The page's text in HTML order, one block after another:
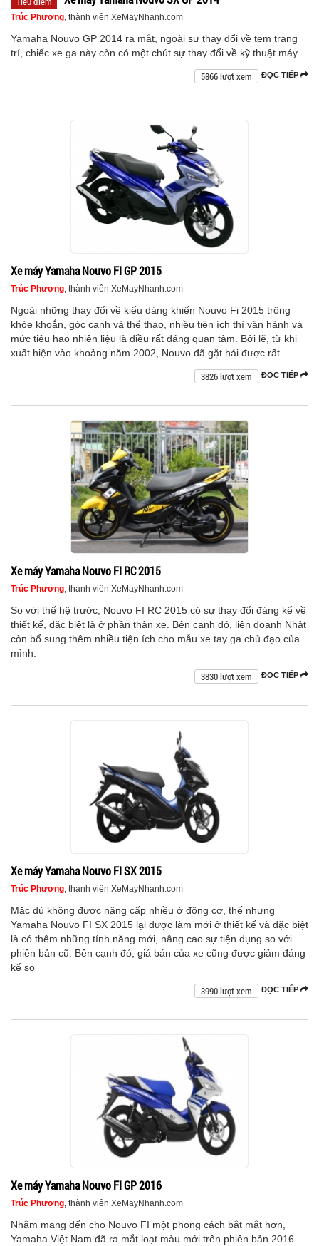
Trúc Phương, thành viên XeMayNhanh.com
Yamaha Nouvo GP 2014 ra mắt, ngoài sự thay đổi về tem trang
trí, chiếc xe ga này còn có một chút sự thay đổi về kỹ thuật máy.
ĐỌC TIẾP
5866 lượt xem
Xe máy Yamaha Nouvo FI GP 2015
Trúc Phương, thành viên XeMayNhanh.com
Ngoài những thay đổi về kiểu dáng khiến Nouvo Fi 2015 trông
khỏe khoắn, góc cạnh và thể thao, nhiều tiện ích thì vận hành và
mức tiêu hao nhiên liệu là điều rất đáng quan tâm. Bởi lẽ, từ khi
xuất hiện vào khoảng năm 2002, Nouvo đã gặt hái được rất
ĐỌC TIẾP
3826 lượt xem
Xe máy Yamaha Nouvo FI RC 2015
Trúc Phương, thành viên XeMayNhanh.com
So với thế hệ trước, Nouvo FI RC 2015 có sự thay đổi đáng kể về
thiết kế, đặc biệt là ở phần thân xe. Bên cạnh đó, liên doanh Nhật
còn bổ sung thêm nhiều tiện ích cho mẫu xe tay ga chủ đạo của
mình.
ĐỌC TIẾP
3830 lượt xem
Xe máy Yamaha Nouvo FI SX 2015
Trúc Phương, thành viên XeMayNhanh.com
Mặc dù không được nâng cấp nhiều ở động cơ, thế nhưng
Yamaha Nouvo FI SX 2015 lại được làm mới ở thiết kế và đặc biệt
là có thêm những tính năng mới, nâng cao sự tiện dụng so với
phiên bản cũ. Bên cạnh đó, giá bán của xe cũng được giảm đáng
kể so
ĐỌC TIẾP
3990 lượt xem
Xe máy Yamaha Nouvo FI GP 2016
Trúc Phương, thành viên XeMayNhanh.com
Nhằm mang đến cho Nouvo FI một phong cách bắt mắt hơn,
Yamaha Việt Nam đã ra mắt loạt màu mới trên phiên bản 2016